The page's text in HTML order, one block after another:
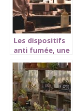
Les dispositifs
anti fumée, une
les restaurants